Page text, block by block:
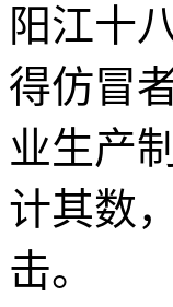
阳江十
得仿冒
业生产
计其数
击。 有